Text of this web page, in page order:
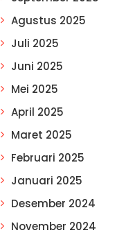
Agustus 2025
Juli 2025
Juni 2025
Mei 2025
April 2025
Maret 2025
Februari 2025
Januari 2025
Desember 2024
November 2024